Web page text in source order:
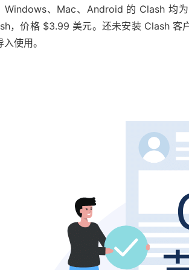
Windows、Mac、Android 的 Clash 均
，价格 $3.99 美元。还未安装 Clash 客
使用。